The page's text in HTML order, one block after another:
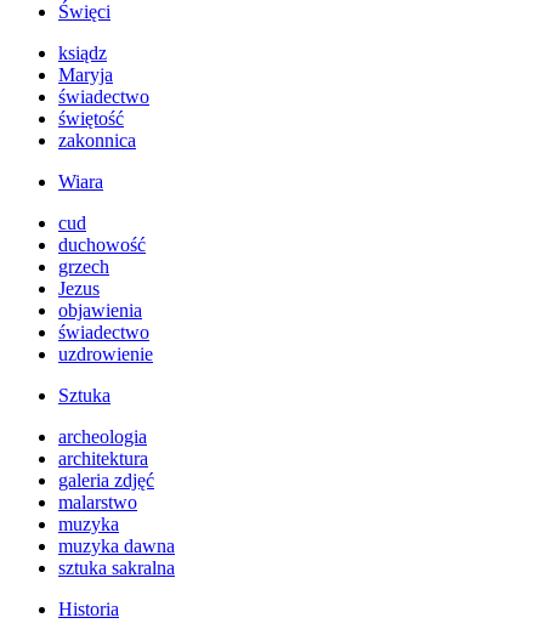
Święci
ksiądz
Maryja
świadectwo
świętość
zakonnica
Wiara
cud
duchowość
grzech
Jezus
objawienia
świadectwo
uzdrowienie
Sztuka
archeologia
architektura
galeria zdjęć
malarstwo
muzyka
muzyka dawna
sztuka sakralna
Historia